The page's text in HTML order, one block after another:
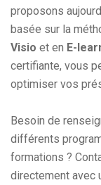
proposons
basée sur la
Visio et en E-
certifiante, vous
optimiser vos
Besoin de
différents
formations ?
directement avec